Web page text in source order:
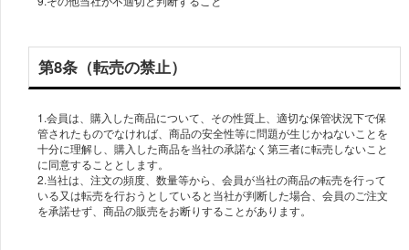
第8条（転売の禁止）
1.会員は、購入した商品について、その性質上、適切な保管状況下で保
管されたものでなければ、商品の安全性等に問題が生じかねないことを
十分に理解し、購入した商品を当社の承諾なく第三者に転売しないこと
に同意することとします。
2.当社は、注文の頻度、数量等から、会員が当社の商品の転売を行って
いる又は転売を行おうとしていると当社が判断した場合、会員のご注文
を承諾せず、商品の販売をお断りすることがあります。